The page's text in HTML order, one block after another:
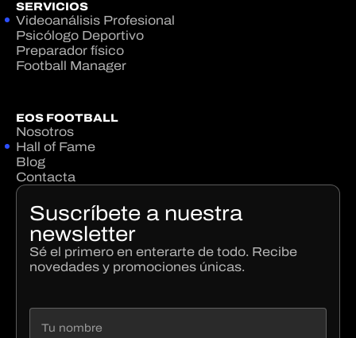
SERVICIOS
Videoanálisis Profesional
Psicólogo Deportivo
Preparador físico
Football Manager
EOS FOOTBALL
Nosotros
Hall of Fame
Blog
Contacta
Suscríbete a nuestra
newsletter
Sé el primero en enterarte de todo. Recibe
novedades y promociones únicas.